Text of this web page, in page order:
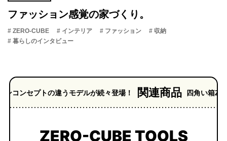
ファッション感覚の家づくり。
# ZERO-CUBE # インテリア # ファッション
# 収納
# 暮らしのインタビュー
違うモデルが続々登場！ 関連商品 四角い箱ZERO-CUBEのフ
ZERO-CUBE TOOLS